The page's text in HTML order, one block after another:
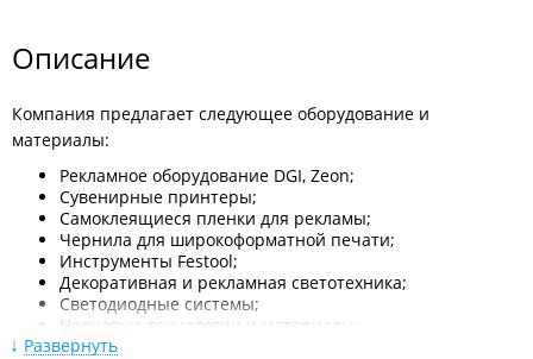
Описание
Компания предлагает следующее оборудование и
материалы:
Рекламное оборудование DGI, Zeon;
Сувенирные принтеры;
Самоклеящиеся пленки для рекламы;
Чернила для широкоформатной печати;
Инструменты Festool;
Декоративная и рекламная светотехника;
Светодиодные системы;
Неоновые технологии и материалы;
Шелкотрафаретные и термотрансферные технологии;
Развернуть